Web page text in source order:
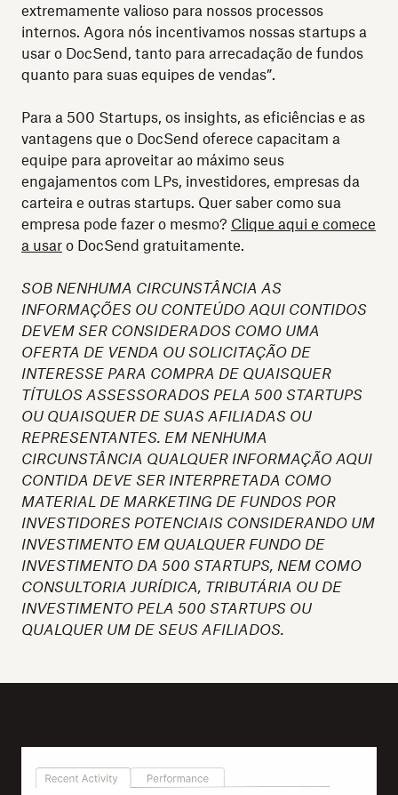
extremamente valioso para nossos processos
internos. Agora nós incentivamos nossas startups a
usar o DocSend, tanto para arrecadação de fundos
quanto para suas equipes de vendas”.
Para a 500 Startups, os insights, as eficiências e as
vantagens que o DocSend oferece capacitam a
equipe para aproveitar ao máximo seus
engajamentos com LPs, investidores, empresas da
carteira e outras startups. Quer saber como sua
empresa pode fazer o mesmo? Clique aqui e comece
a usar o DocSend gratuitamente.
SOB NENHUMA CIRCUNSTÂNCIA AS
INFORMAÇÕES OU CONTEÚDO AQUI CONTIDOS
DEVEM SER CONSIDERADOS COMO UMA
OFERTA DE VENDA OU SOLICITAÇÃO DE
INTERESSE PARA COMPRA DE QUAISQUER
TÍTULOS ASSESSORADOS PELA 500 STARTUPS
OU QUAISQUER DE SUAS AFILIADAS OU
REPRESENTANTES. EM NENHUMA
CIRCUNSTÂNCIA QUALQUER INFORMAÇÃO AQUI
CONTIDA DEVE SER INTERPRETADA COMO
MATERIAL DE MARKETING DE FUNDOS POR
INVESTIDORES POTENCIAIS CONSIDERANDO UM
INVESTIMENTO EM QUALQUER FUNDO DE
INVESTIMENTO DA 500 STARTUPS, NEM COMO
CONSULTORIA JURÍDICA, TRIBUTÁRIA OU DE
INVESTIMENTO PELA 500 STARTUPS OU
QUALQUER UM DE SEUS AFILIADOS.